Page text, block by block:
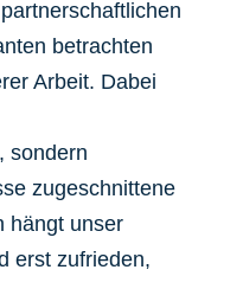
betrachten
Arbeit. Dabei
sondern
zugeschnittene
hängt unser
erst zufrieden,